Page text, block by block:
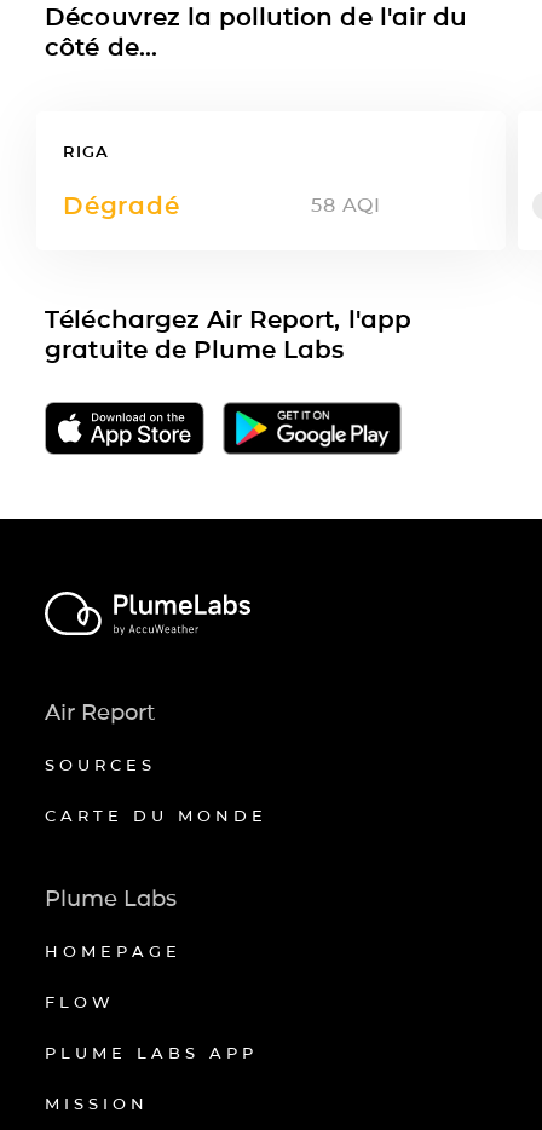
Découvrez la pollution de l'air du
côté de...
RIGA
Dégradé 58 AQI
Téléchargez Air Report, l'app
gratuite de Plume Labs
Air Report
SOURCES
CARTE DU MONDE
Plume Labs
HOMEPAGE
FLOW
PLUME LABS APP
MISSION